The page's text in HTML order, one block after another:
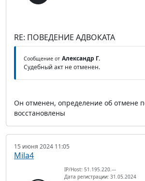
RE: ПОВЕДЕНИЕ АДВОКАТА
Сообщение от Александр Г.
Судебный акт не отменен.
Он отменен, определение об отмене
восстановлены
15 июня 2024 11:05
Mila4
IP/Host: 51.195.220.---
Дата регистрации: 31.05.2024